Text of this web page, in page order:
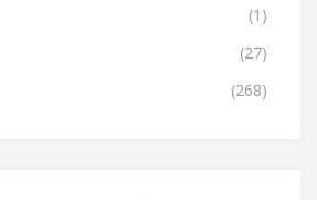
(1)
(27)
(268)